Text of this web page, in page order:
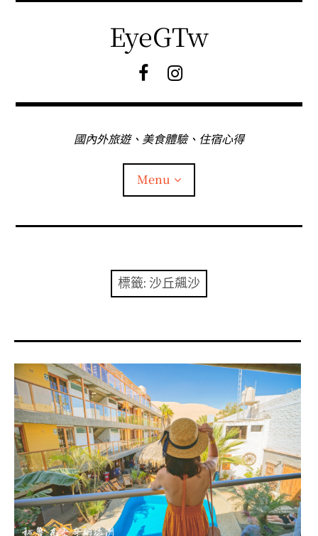
Skip
EyeGTw
F
粉
專
頁
I
國內外旅遊、美食體驗、住宿心得
Menu
menu
child
menu
秘魯旅遊 child
menu
child
menu
child
menu
child
menu
法國旅遊 child
menu
child
menu
child
menu
child
menu
國內旅遊 child
menu
child
menu
child
menu
child
menu
child
menu
child
menu
店家邀約 child
menu
聯絡我
標籤: 沙丘飆沙